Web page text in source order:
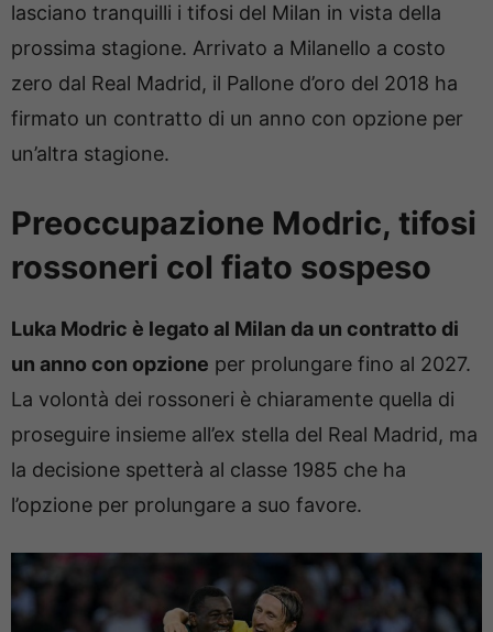
lasciano tranquilli i tifosi del Milan in vista della
prossima stagione. Arrivato a Milanello a costo
zero dal Real Madrid, il Pallone d’oro del 2018 ha
firmato un contratto di un anno con opzione per
un’altra stagione.
Preoccupazione Modric, tifosi
rossoneri col fiato sospeso
Luka Modric è legato al Milan da un contratto di
un anno con opzione per prolungare fino al 2027.
La volontà dei rossoneri è chiaramente quella di
proseguire insieme all’ex stella del Real Madrid, ma
la decisione spetterà al classe 1985 che ha
l’opzione per prolungare a suo favore.